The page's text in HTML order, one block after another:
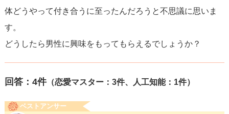
体どうやって付き合うに至ったんだろうと不思議に思いま
す。
どうしたら男性に興味をもってもらえるでしょうか？
回答： 4件（恋愛マスター：3件、人工知能：1件）
ベストアンサー